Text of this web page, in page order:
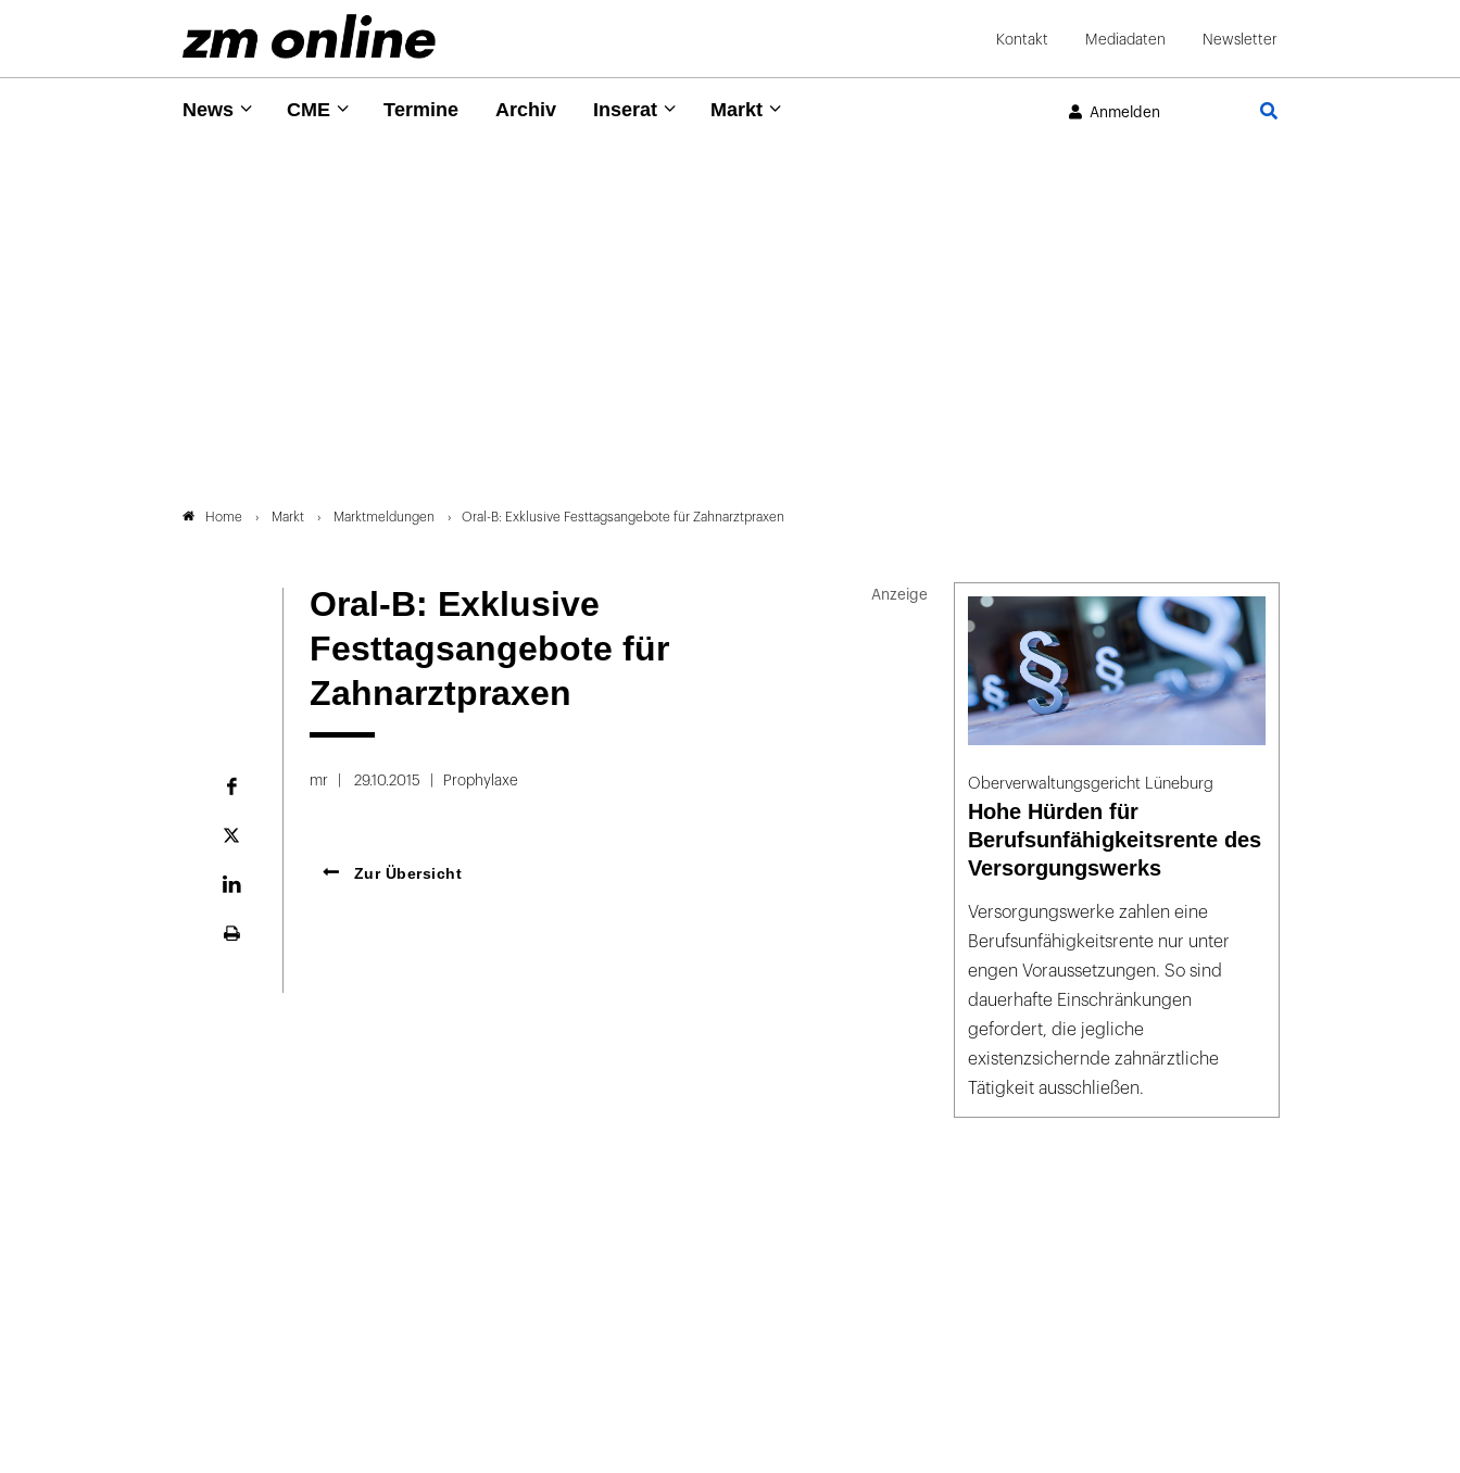
Kontakt Mediadaten Newsletter
News CME Termine Archiv Inserat Markt Anmelden
Home Markt Marktmeldungen Oral-B: Exklusive Festtagsangebote für Zahnarztpraxen
Oral-B: Exklusive
Festtagsangebote für
Zahnarztpraxen
Plattform
mr 29.10.2015 Prophylaxe
Zur Übersicht
Oberverwaltungsgericht Lüneburg
Hohe Hürden für
Berufsunfähigkeitsrente des
Versorgungswerks
Versorgungswerke zahlen eine
Berufsunfähigkeitsrente nur unter
engen Voraussetzungen. So sind
dauerhafte Einschränkungen
gefordert, die jegliche
existenzsichernde zahnärztliche
Tätigkeit ausschließen.